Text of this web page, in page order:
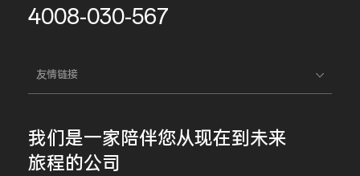
4008-030-567
友情链接
我们是一家陪伴您从现在到未来
旅程的公司